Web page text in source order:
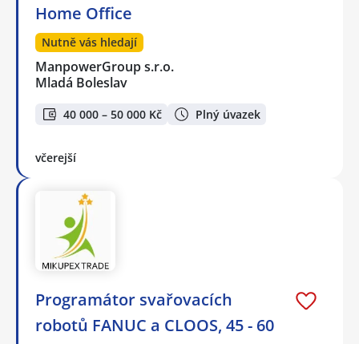
Home Office
Nutně vás hledají
ManpowerGroup s.r.o.
Mladá Boleslav
40 000 – 50 000 Kč Plný úvazek
včerejší
Programátor svařovacích
robotů FANUC a CLOOS, 45 - 60